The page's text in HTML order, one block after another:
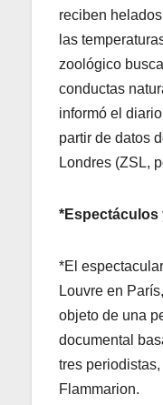
reciben
las
zoológico
conductas
informó el
partir de datos
Londres (ZSL,
*Espectáculos
*El
Louvre en
objeto de una
documental
tres
Flammarion.